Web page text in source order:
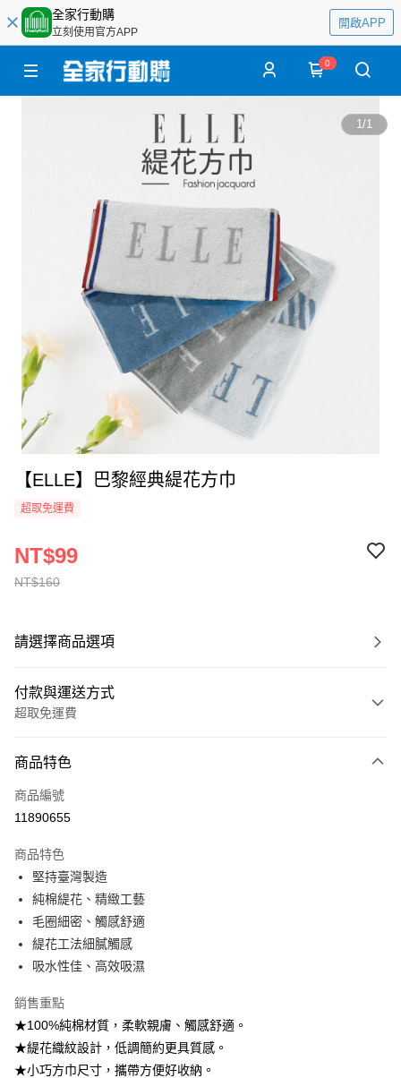
全家行動購
立刻使用官方APP
開啟APP
0
1/1
【ELLE】巴黎經典緹花方巾
超取免運費
NT$160
NT$99
請選擇商品選項
付款與運送方式
超取免運費
全家線上支付
超商取貨付款
運送方式
全家取貨付款
免運費
常溫-付款後全家取貨
免運費
商品特色
商品編號
11890655
商品特色
堅持臺灣製造
純棉緹花、精緻工藝
毛圈細密、觸感舒適
緹花工法細膩觸感
吸水性佳、高效吸濕
銷售重點
★100%純棉材質，柔軟親膚、觸感舒適。
★緹花織紋設計，低調簡約更具質感。
★小巧方巾尺寸，攜帶方便好收納。